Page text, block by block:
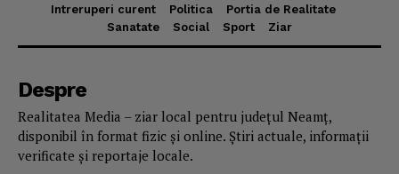
Intreruperi curent
Politica
Portia de Realitate
Sanatate
Social Sport Ziar
Despre
Realitatea Media – ziar local pentru județul Neamț,
disponibil în format fizic și online. Știri actuale, informații
verificate și reportaje locale.